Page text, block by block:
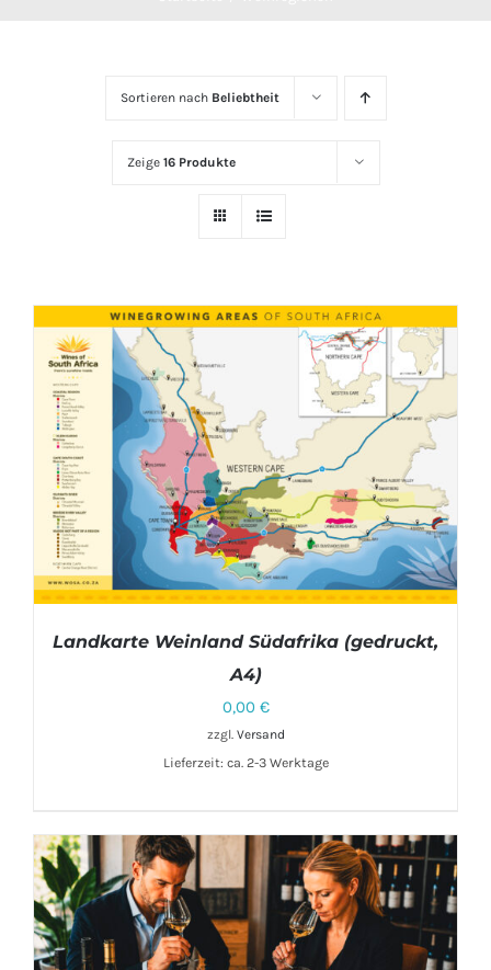
Sortieren nach Beliebtheit
Zeige 16 Produkte
IN DEN WARENKORB / DETAILS
Landkarte Weinland Südafrika (gedruckt,
A4)
0,00 €
zzgl. Versand
Lieferzeit: ca. 2-3 Werktage